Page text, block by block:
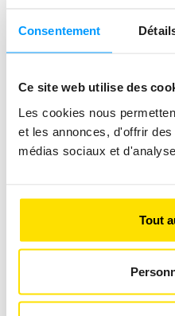
Consentement
Ce site web utilise des
Les cookies nous
et les annonces, d'offrir
médias sociaux et
Tout
FROM THE
STREETS